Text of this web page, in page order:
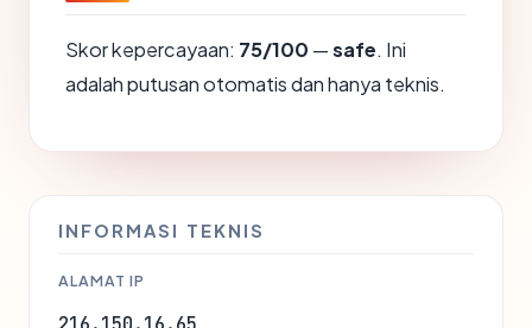
Skor kepercayaan: 75/100 —safe. Ini
adalah putusan otomatis dan hanya teknis.
INFORMASI TEKNIS
ALAMAT IP